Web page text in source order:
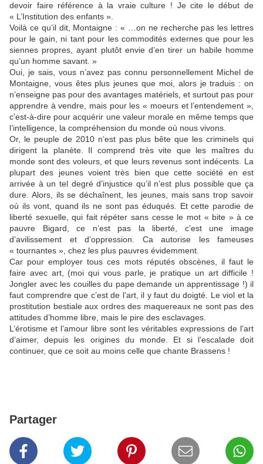
devoir faire référence à la vraie culture ! Je cite le début de
« L’Institution des enfants ».
Voilà ce qu’il dit, Montaigne : « …on ne recherche pas les lettres
pour le gain, ni tant pour les commodités externes que pour les
siennes propres, ayant plutôt envie d’en tirer un habile homme
qu’un homme savant. »
Oui, je sais, vous n’avez pas connu personnellement Michel de
Montaigne, vous êtes plus jeunes que moi, alors je traduis : on
n’enseigne pas pour des avantages matériels, et surtout pas pour
apprendre à vendre, mais pour les « moeurs et l’entendement »,
c'est-à-dire pour acquérir une valeur morale en même temps que
l’intelligence, la compréhension du monde où nous vivons.
Or, le peuple de 2010 n’est pas plus bête que les criminels qui
dirigent la planète. Il comprend très vite que les maîtres du
monde sont des voleurs, et que leurs revenus sont indécents. La
plupart des jeunes voient très bien que cette société en est
arrivée à un tel degré d’injustice qu’il n’est plus possible que ça
dure. Alors, ils se déchaînent, les jeunes, mais sans trop savoir
où ils vont, quand ils ne sont pas éduqués. Et cette parodie de
liberté sexuelle, qui fait répéter sans cesse le mot « bite » à ce
pauvre Bigard, ce n’est pas la liberté, c’est une image
d’avilissement et d’oppression. Ca autorise les fameuses
« tournantes », chez les plus pauvres évidemment.
Car pour employer tous ces mots réputés obscènes, il faut le
faire avec art, (moi qui vous parle, je pratique un art difficile !
Jongler avec les couilles du pape demande un apprentissage !) il
faut comprendre que c’est de l’art, il y faut du doigté. Le viol et la
prostitution bestiale aux ordres des maquereaux ne sont pas des
attitudes d’homme libre, mais le pire des esclavages.
L’érotisme et l’amour libre sont les véritables expressions de l’art
d’aimer, depuis les origines du monde. Et si l’escalade doit
continuer, que ce soit au moins celle que chante Brassens !
Partager